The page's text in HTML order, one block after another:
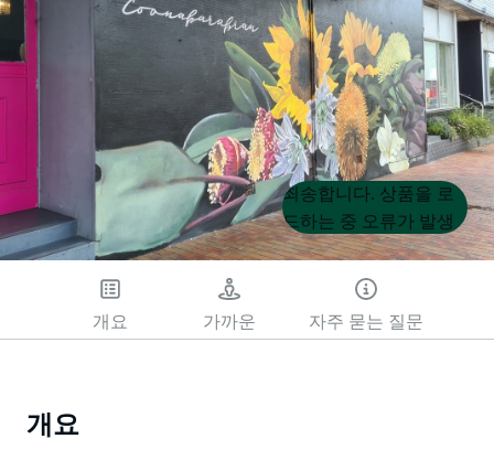
Product
List
Product
List
죄송합니다. 상품을 로
드하는 중 오류가 발생
했습니다. 나중에 다시
시도해 주세요.
개요 가까운 자주 묻는 질문
개요